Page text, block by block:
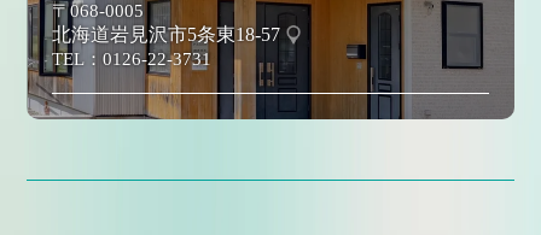
〒068-0005
北海道岩見沢市5条東18-57
TEL： 0126-22-3731